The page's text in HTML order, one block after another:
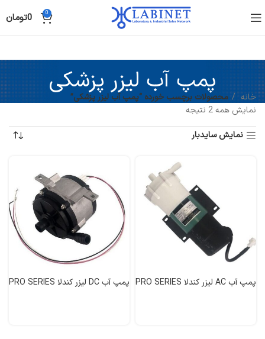
0
0تومان
پمپ آب لیزر پزشکی
خانه
محصولات برچسب خورده “پمپ آب لیزر پزشکی”
نمایش همه 2 نتیجه
نمایش سایدبار
پمپ آب AC لیزر کندلا PRO SERIES پمپ آب DC لیزر کندلا PRO SERIES